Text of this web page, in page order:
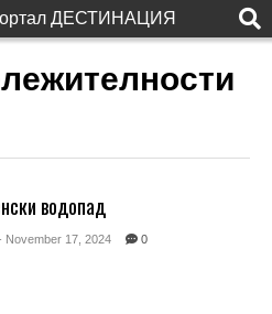
ДЕСТИНАЦИЯ
водопад
November 17, 2024 0